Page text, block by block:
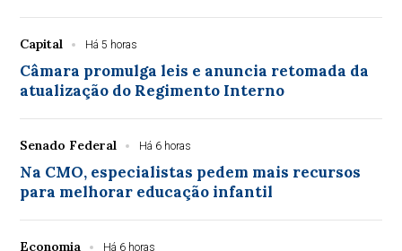
Capital Há 5 horas
Câmara promulga leis e anuncia retomada da
atualização do Regimento Interno
Senado Federal Há 6 horas
Na CMO, especialistas pedem mais recursos
para melhorar educação infantil
Economia Há 6 horas